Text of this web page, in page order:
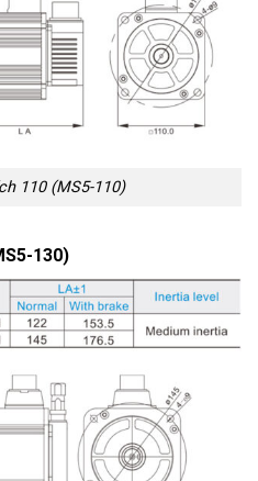
110 (MS5-110)
130)